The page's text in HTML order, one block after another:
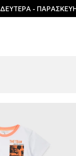
ΔΕΥΤΕΡΑ -